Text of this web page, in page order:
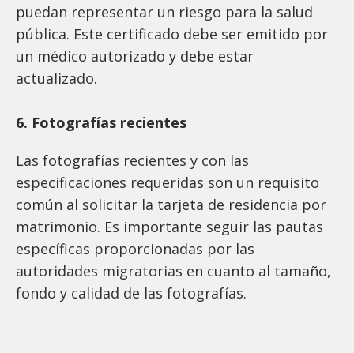
puedan representar un riesgo para la salud
pública. Este certificado debe ser emitido por
un médico autorizado y debe estar
actualizado.
6. Fotografías recientes
Las fotografías recientes y con las
especificaciones requeridas son un requisito
común al solicitar la tarjeta de residencia por
matrimonio. Es importante seguir las pautas
específicas proporcionadas por las
autoridades migratorias en cuanto al tamaño,
fondo y calidad de las fotografías.